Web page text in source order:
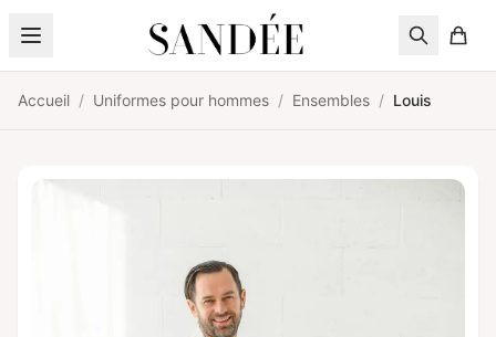
Aller au contenu
Accueil / Uniformes pour hommes / Ensembles / Louis